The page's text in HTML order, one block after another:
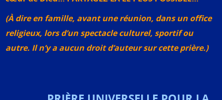
(À dire en famille, avant une réunion, dans un office
religieux, lors d’un spectacle culturel, sportif ou
autre. Il n’y a aucun droit d’auteur sur cette prière.)